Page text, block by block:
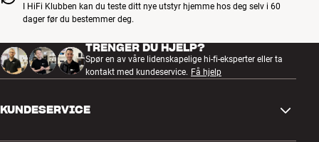
I HiFi Klubben kan du teste ditt nye utstyr hjemme hos deg selv i 60
dager før du bestemmer deg.
TRENGER DU HJELP?
Spør en av våre lidenskapelige hi-fi-eksperter eller ta
kontakt med kundeservice. Få hjelp
KUNDESERVICE